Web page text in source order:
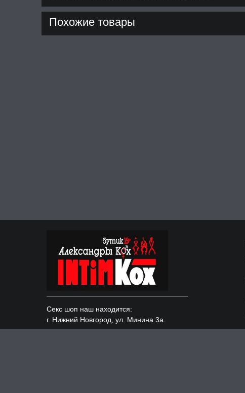
Похожие товары
Секс шоп наш находится:
г. Нижний Новгород, ул. Минина 3а.